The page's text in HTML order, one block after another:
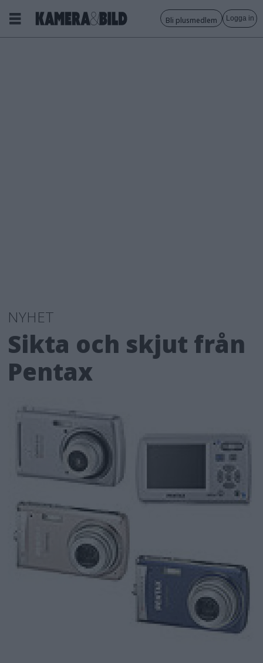
Bli plusmedlem Logga in
NYHET
Sikta och skjut från
Pentax